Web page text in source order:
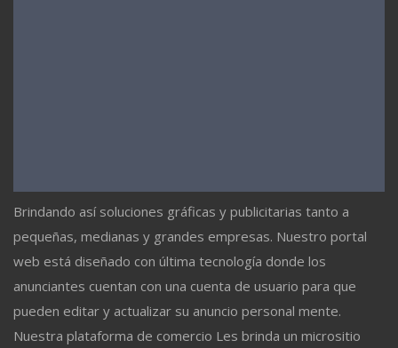
Brindando así soluciones gráficas y publicitarias tanto a
pequeñas, medianas y grandes empresas. Nuestro portal
web está diseñado con última tecnología donde los
anunciantes cuentan con una cuenta de usuario para que
pueden editar y actualizar su anuncio personal mente.
Nuestra plataforma de comercio Les brinda un micrositio